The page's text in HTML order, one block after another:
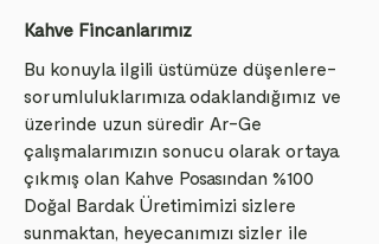
Kahve Fincanlarımız
Bu konuyla ilgili üstümüze düşenlere-
sorumluluklarımıza odaklandığımız ve
üzerinde uzun süredir Ar-Ge
çalışmalarımızın sonucu olarak ortaya
çıkmış olan Kahve Posasından %100
Doğal Bardak Üretimimizi sizlere
sunmaktan, heyecanımızı sizler ile